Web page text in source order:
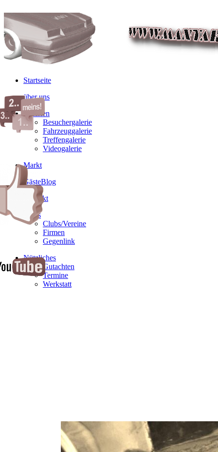
Startseite
über uns
Galerien
Besuchergalerie
Fahrzeuggalerie
Treffengalerie
Videogalerie
Markt
GästeBlog
Kontakt
Links
Clubs/Vereine
Firmen
Gegenlink
Nützliches
Gutachten
Termine
Werkstatt